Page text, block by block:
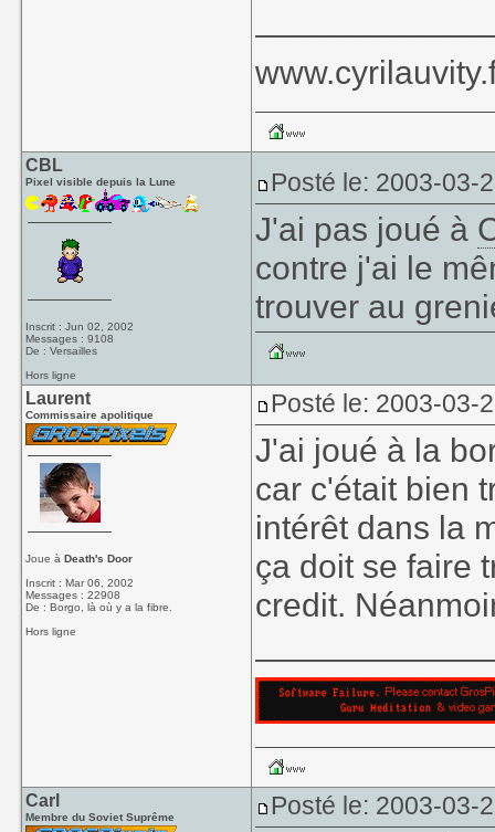
CBL
Pixel visible depuis la Lune
Inscrit : Jun 02, 2002
Messages : 9108
De : Versailles
Hors ligne
Posté le: 2003-03-
J'ai pas joué à
contre j'ai le
trouver au
Laurent
Commissaire apolitique
Joue àDeath's Door
Inscrit : Mar 06, 2002
Messages : 22908
De : Borgo, là où y a la fibre.
Hors ligne
Posté le: 2003-03-
J'ai joué à la
car c'était bien
intérêt dans la
ça doit se faire
credit.
Carl
Membre du Soviet Suprême Posté le: 2003-03-